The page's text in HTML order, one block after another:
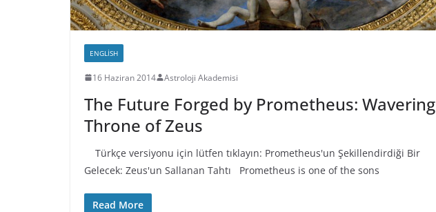
ENGLISH
16 Haziran 2014 Astroloji Akademisi
The Future Forged by Prometheus: Wavering
Throne of Zeus
Türkçe versiyonu için lütfen tıklayın: Prometheus'un Şekillendirdiği Bir
Gelecek: Zeus'un Sallanan Tahtı Prometheus is one of the sons
Read More